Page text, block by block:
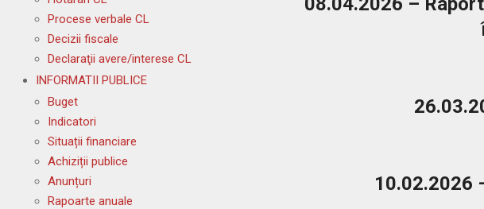
10.02.2026
Procese verbale CL
Decizii fiscale
Declaraţii avere/interese CL
INFORMATII PUBLICE
Buget
Indicatori
Situații financiare
Achiziții publice
Anunțuri
Rapoarte anuale